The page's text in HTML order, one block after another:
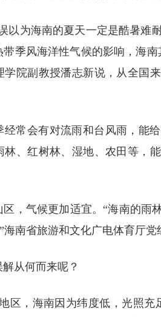
以为海南的夏天一定是酷暑难
季风海洋性气候的影响，海
学院副教授潘志新说，从全国
经常会有对流雨和台风雨，能
林、红树林、湿地、农田等，
区，气候更加适宜。“海南的雨
海南省旅游和文化广电体育厅
从何而来呢？
区，海南因为纬度低，光照